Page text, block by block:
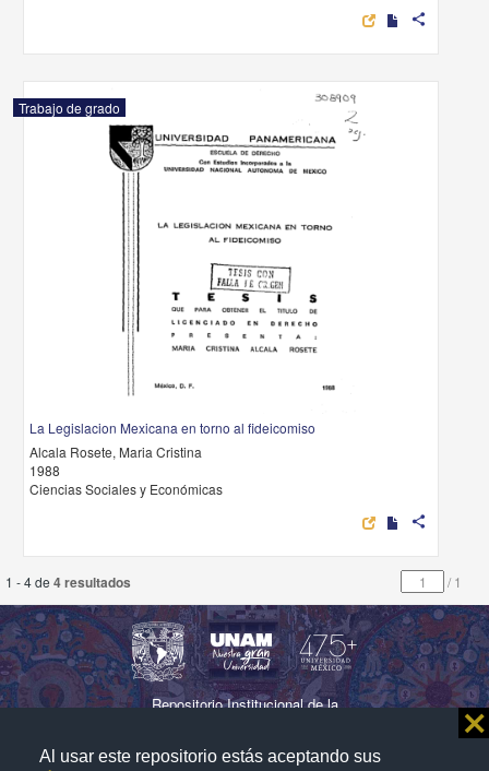
Al usar este repositorio estás aceptando sus
⨯
share
Trabajo de grado
La Legislacion Mexicana en torno al fideicomiso
Alcala Rosete, Maria Cristina
1988
Ciencias Sociales y Económicas
share
1 - 4 de 4 resultados /1
Repositorio Institucional de la